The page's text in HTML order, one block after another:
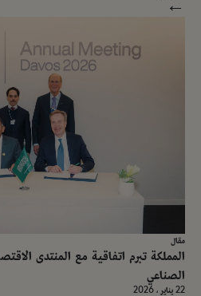
→
مقال
المملكة تبرم اتفاقية مع المنتدى
الصناعي
22 يناير ، 2026